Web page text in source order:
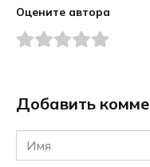
Оцените автора
Добавить
Имя
*